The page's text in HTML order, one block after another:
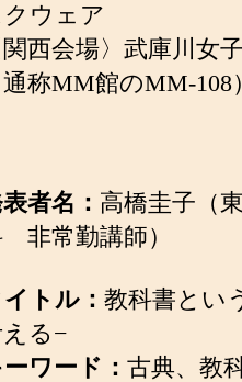
クウェア
関西会場〉武庫川女
通称MM館のMM-108
者名： 高橋圭子（
非常勤講師）
トル： 教科書とい
る−
ワード： 古典、教